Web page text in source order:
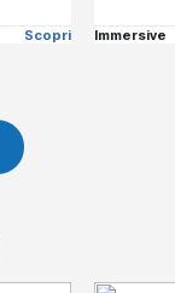
Scopri Immersive